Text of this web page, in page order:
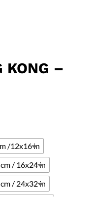
KONG –
/12x16 in
/ 16x24 in
/ 24x32 in